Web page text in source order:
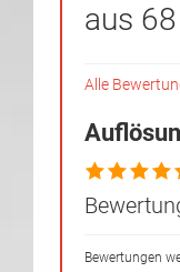
aus
Alle
Bewertungen